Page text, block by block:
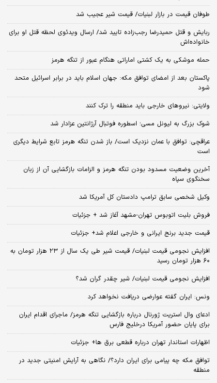
طوفان قیمت در بازار لبنیات/ قیمت شیر عجیب شد
ربایش و قتل حمیدرضا رجب‌زاده تایید شد/ ارسال ویدئوی لحظه قتل او برای
خانواده‌اش
حمله موشکی به یک کشتی اماراتی هنگام عبور از تنگه هرمز
پاکستان بعد از امضای توافق مکه: جهان اسلام باید در برابر اسرائیل متحد
شود
ولایتی: نیروهای خارجی باید منطقه را ترک کنند
شوک بزرگ به لیونل مسی؛ اسطوره فوتبال آرژانتین عزادار شد
عراقچی: توافق با عمان نزدیک است/ باز شدن تنگه هرمز تابع شرایط دیگری
است
آخرین وضعیت مسدود بودن تنگه هرمز و الزامات بازگشایی آن از زبان
سخنگوی سپاه
وکیل شخصی سابق ترامپ دادستان کل آمریکا شد
فروش بلیت اتوبوس تهران-مشهد آغاز شد + جزئیات
قیمت جدید برنج ایرانی و خارجی اعلام شد+ جزئیات
افزایش نجومی قیمت لبنیات/ قیمت شیر طی یک سال از ۲۳ هزار تومان به
۶۰ هزار تومان رسید
افزایش نجومی قیمت لبنیات/ شیر چقدر گران شد؟
ونس: ایران گفته عوارضی دریافت نخواهد کرد
ادعای وال استریت ژورنال درباره بازگشایی تنگه هرمز/ ماجرای اقدام ایران
برای پایان حضور آمریکا درخلیج فارس
اظهارات استاندار تهران درباره قطعی برق ها+ جزئیات
توافق مکه چه پیامی برای ایران دارد؟/ نگاهی به آرایش امنیتی جدید در
منطقه